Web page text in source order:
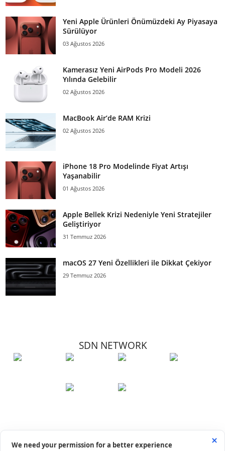
Yeni Apple Ürünleri Önümüzdeki Ay Piyasaya
Sürülüyor
03 Ağustos 2026
Kamerasız Yeni AirPods Pro Modeli 2026
Yılında Gelebilir
02 Ağustos 2026
MacBook Air’de RAM Krizi
02 Ağustos 2026
iPhone 18 Pro Modelinde Fiyat Artışı
Yaşanabilir
01 Ağustos 2026
Apple Bellek Krizi Nedeniyle Yeni Stratejiler
Geliştiriyor
31 Temmuz 2026
macOS 27 Yeni Özellikleri ile Dikkat Çekiyor
29 Temmuz 2026
SDN NETWORK